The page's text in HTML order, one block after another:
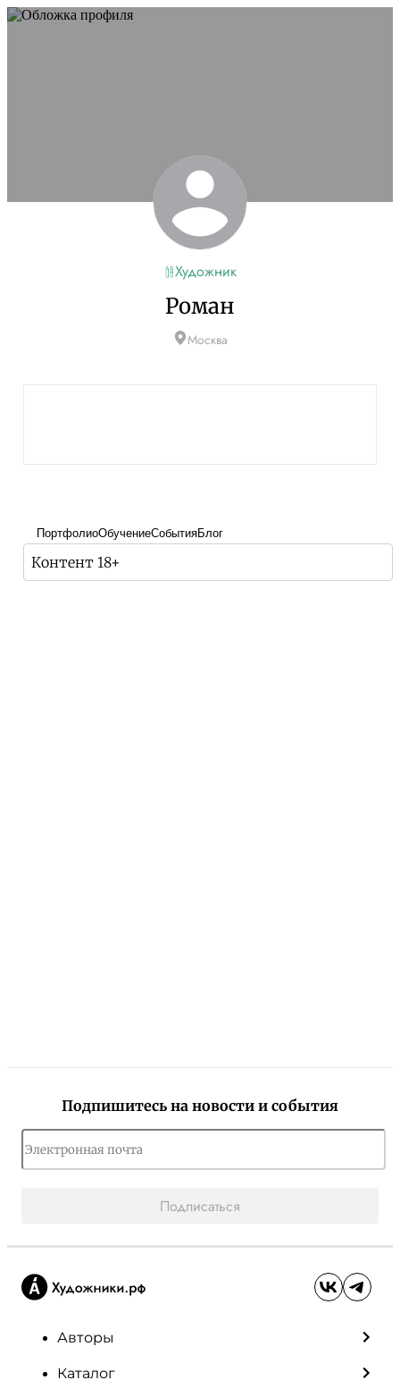
Художник
Роман
Москва
ПортфолиоОбучениеСобытияБлог
Контент 18+
Подпишитесь на новости и события
Подписаться
Авторы
Каталог